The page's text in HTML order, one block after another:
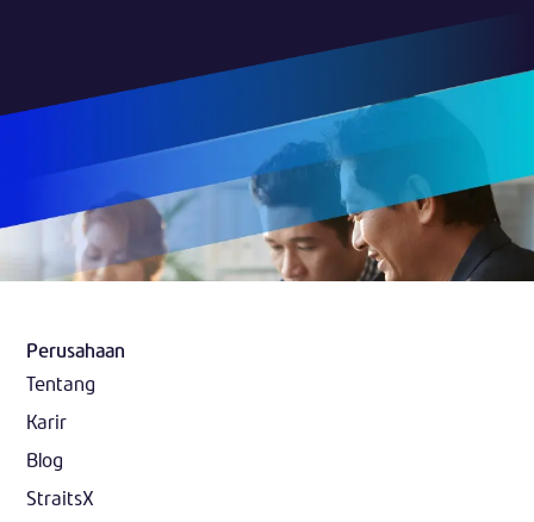
Perusahaan
Tentang
Karir
Blog
StraitsX